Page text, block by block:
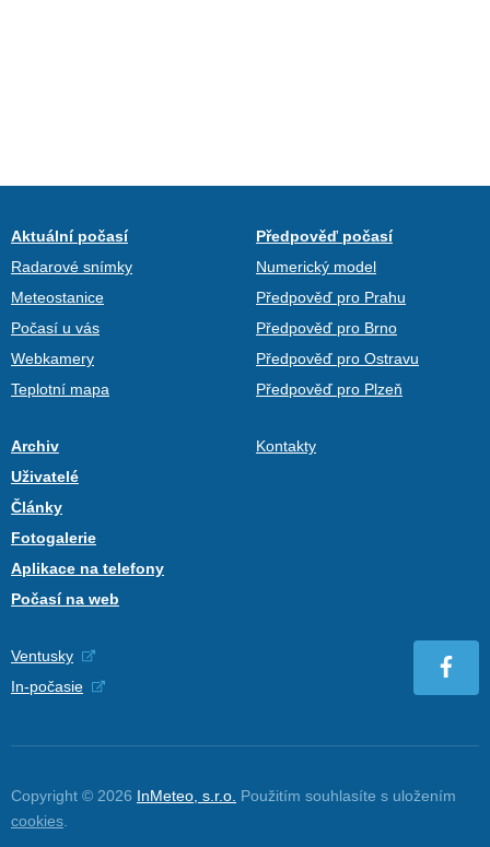
Aktuální počasí
Radarové snímky
Meteostanice
Počasí u vás
Webkamery
Teplotní mapa
Předpověď počasí
Numerický model
Předpověď pro Prahu
Předpověď pro Brno
Předpověď pro Ostravu
Předpověď pro Plzeň
Archiv
Uživatelé
Články
Fotogalerie
Aplikace na telefony
Počasí na web
Kontakty
Ventusky
In-počasie
Copyright © 2026 InMeteo, s.r.o. Použitím souhlasíte s uložením
cookies